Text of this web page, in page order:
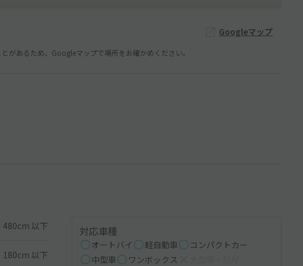
Googleマップ
があるため、Googleマップで場所をお確かめください。
480cm 以下
180cm 以下
対応車種
オートバイ 軽自動車
コンパクトカー
中型車
ワンボックス